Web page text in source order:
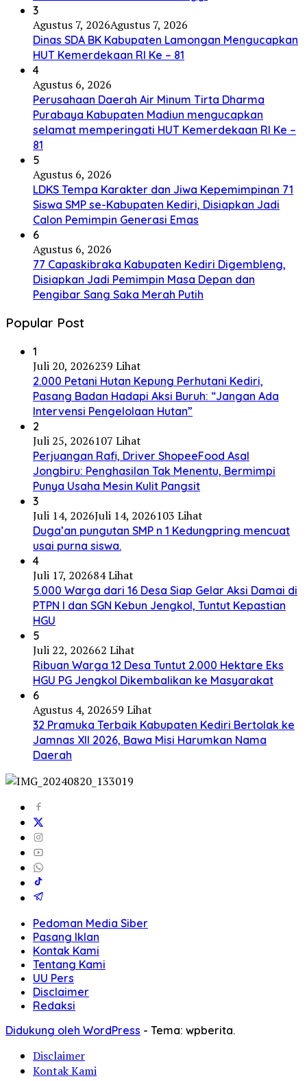
3
Agustus 7, 2026Agustus 7, 2026
Dinas SDA BK Kabupaten Lamongan Mengucapkan
HUT Kemerdekaan RI Ke – 81
4
Agustus 6, 2026
Perusahaan Daerah Air Minum Tirta Dharma
Purabaya Kabupaten Madiun mengucapkan
selamat memperingati HUT Kemerdekaan RI Ke –
81
5
Agustus 6, 2026
LDKS Tempa Karakter dan Jiwa Kepemimpinan 71
Siswa SMP se-Kabupaten Kediri, Disiapkan Jadi
Calon Pemimpin Generasi Emas
6
Agustus 6, 2026
77 Capaskibraka Kabupaten Kediri Digembleng,
Disiapkan Jadi Pemimpin Masa Depan dan
Pengibar Sang Saka Merah Putih
Popular Post
1
Juli 20, 2026239 Lihat
2.000 Petani Hutan Kepung Perhutani Kediri,
Pasang Badan Hadapi Aksi Buruh: “Jangan Ada
Intervensi Pengelolaan Hutan”
2
Juli 25, 2026107 Lihat
Perjuangan Rafi, Driver ShopeeFood Asal
Jongbiru: Penghasilan Tak Menentu, Bermimpi
Punya Usaha Mesin Kulit Pangsit
3
Juli 14, 2026Juli 14, 2026103 Lihat
Duga’an pungutan SMP n 1 Kedungpring mencuat
usai purna siswa.
4
Juli 17, 202684 Lihat
5.000 Warga dari 16 Desa Siap Gelar Aksi Damai di
PTPN I dan SGN Kebun Jengkol, Tuntut Kepastian
HGU
5
Juli 22, 202662 Lihat
Ribuan Warga 12 Desa Tuntut 2.000 Hektare Eks
HGU PG Jengkol Dikembalikan ke Masyarakat
6
Agustus 4, 202659 Lihat
32 Pramuka Terbaik Kabupaten Kediri Bertolak ke
Jamnas XII 2026, Bawa Misi Harumkan Nama
Daerah
Pedoman Media Siber
Pasang Iklan
Kontak Kami
Tentang Kami
UU Pers
Disclaimer
Redaksi
Didukung oleh WordPress - Tema: wpberita.
Disclaimer
Kontak Kami